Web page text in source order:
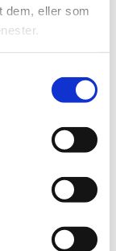
dem, eller som
at se på
…